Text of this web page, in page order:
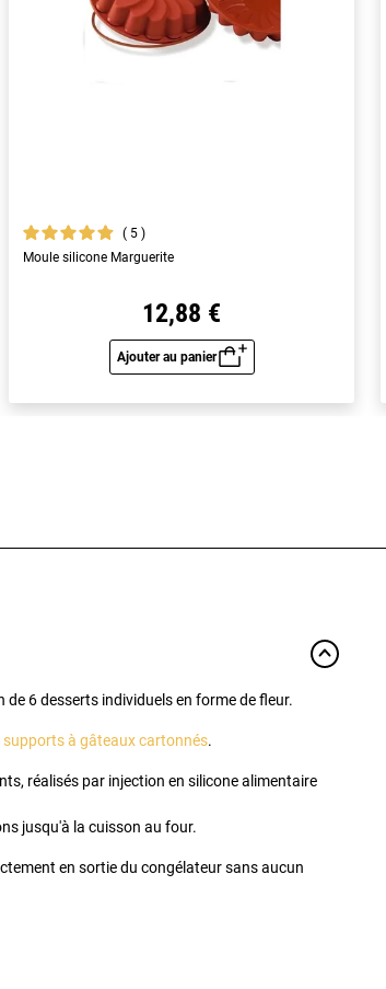
5
Moule silicone Marguerite
12,88 €
Ajouter au panier
Aperçu rapide
de 6 desserts individuels en forme de fleur.
supports à gâteaux cartonnés.
réalisés par injection en silicone alimentaire
jusqu'à la cuisson au four.
en sortie du congélateur sans aucun